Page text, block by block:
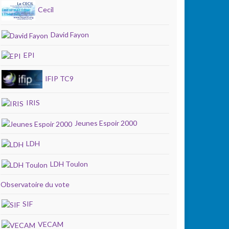
Cecil
David Fayon
EPI
IFIP TC9
IRIS
Jeunes Espoir 2000
LDH
LDH Toulon
Observatoire du vote
SIF
VECAM